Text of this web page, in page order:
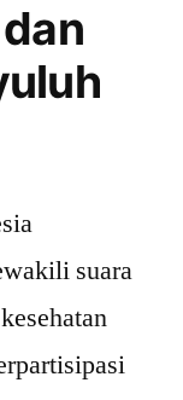
suara